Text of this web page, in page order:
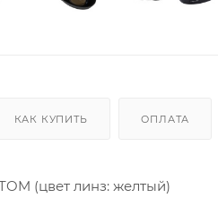
КАК КУПИТЬ ОПЛАТА
(цвет линз: желтый)